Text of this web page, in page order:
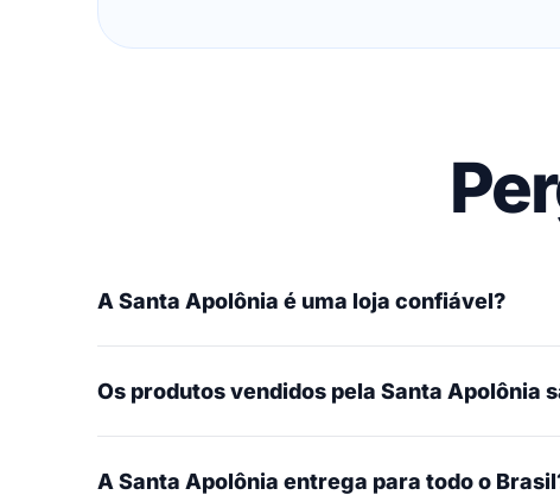
A Santa Apolônia é uma loja confiável?
Os produtos vendidos pela Santa Apolônia
A Santa Apolônia entrega para todo o